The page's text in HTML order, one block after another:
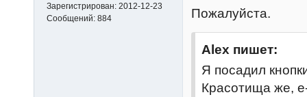
Зарегистрирован: 2012-12-23
Сообщений: 884 Пожалуйста.
Alex пишет:
Я посадил
Красотища же,